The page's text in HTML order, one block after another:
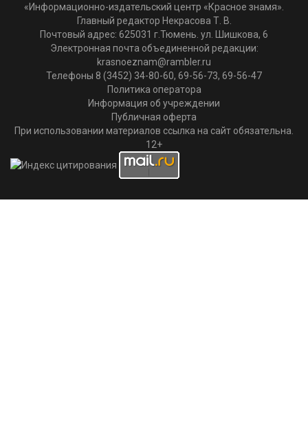
«Информационно-издательский центр «Красное знамя».
Главный редактор Некрасова Т. В.
Почтовый адрес: 625031 г.Тюмень. ул. Шишкова, 6
Электронная почта объединенной редакции:
krasnoeznam@rambler.ru
Телефоны 8 (3452) 34-80-60, 69-56-73, 69-56-47
Политика оператора
Информация об учреждении
Публичная оферта
При использовании материалов ссылка на сайт обязательна.
12+